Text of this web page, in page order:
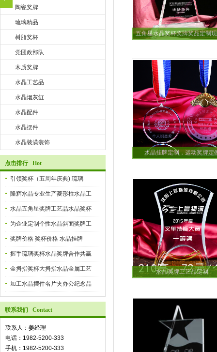
陶瓷奖牌
琉璃精品
树脂奖杯
党团政部队
木质奖牌
水晶工艺品
水晶烟灰缸
水晶配件
水晶摆件
水晶装潢装饰
点击排行 Hot
引领奖杯（五周年庆典) 琉璃
隆辉水晶专业生产菱形柱水晶工
水晶五角星奖牌工艺品水晶奖杯
为企业定制个性水晶斜面奖牌工
奖牌价格 奖杯价格 水晶挂牌
握手琉璃奖杯水晶奖牌合作共赢
金拇指奖杯大拇指水晶金属工艺
加工水晶摆件名片夹办公纪念品
联系我们 Contact
联系人：姜经理
电话：1982-5200-333
手机：1982-5200-333
五角星水晶奖杯奖牌奖品定制
水晶挂牌定制，运动奖牌定
水晶奖牌工艺品定制